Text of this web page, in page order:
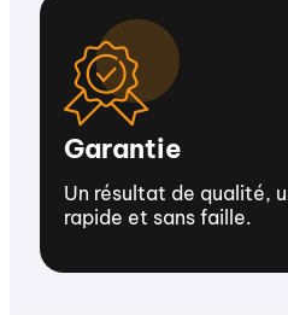
Garantie
Un résultat de qualité,
rapide et sans faille.